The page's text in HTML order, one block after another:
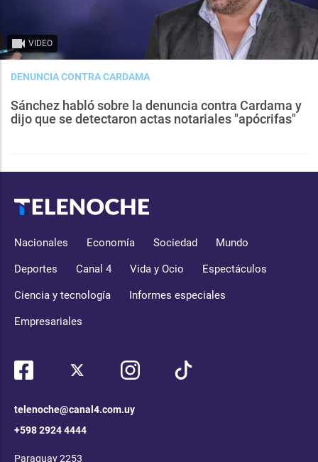
VIDEO
DENUNCIA CONTRA CARDAMA
Sánchez habló sobre la denuncia contra Cardama y
dijo que se detectaron actas notariales "apócrifas"
Nacionales Economía Sociedad Mundo
Deportes Canal 4 Vida y Ocio Espectáculos
Ciencia y tecnología Informes especiales
Empresariales
telenoche@canal4.com.uy
+598 2924 4444
Paraguay 2253